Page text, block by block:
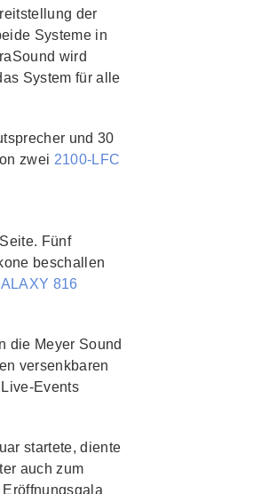
der
Systeme in
wird
System für alle
und 30
zwei 2100‑LFC
Fünf
beschallen
816
die Meyer Sound
versenkbaren
startete, diente
auch zum